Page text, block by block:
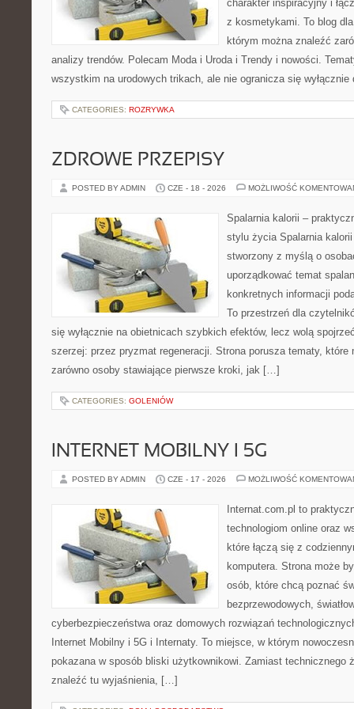
charakter inspiracyjny i
z kosmetykami. To blog
którym można znaleźć
analizy trendów. Polecam Moda i Uroda i Trendy i nowości.
wszystkim na urodowych trikach, ale nie ogranicza się
CATEGORIES: ROZRYWKA
ZDROWE PRZEPISY
POSTED BY ADMIN CZE - 18 - 2026 MOŻLIWOŚĆ
Spalarnia kalorii –
stylu życia Spalarnia
stworzony z myślą o
uporządkować temat
konkretnych informacji
To przestrzeń dla
się wyłącznie na obietnicach szybkich efektów, lecz wolą
szerzej: przez pryzmat regeneracji. Strona porusza tematy, które
zarówno osoby stawiające pierwsze kroki, jak […]
CATEGORIES: GOLENIÓW
INTERNET MOBILNY I 5G
POSTED BY ADMIN CZE - 17 - 2026 MOŻLIWOŚĆ
Internat.com.pl to
technologiom online oraz
które łączą się z
komputera. Strona może
osób, które chcą poznać
bezprzewodowych,
cyberbezpieczeństwa oraz domowych rozwiązań
Internet Mobilny i 5G i Internaty. To miejsce, w którym
pokazana w sposób bliski użytkownikowi. Zamiast technicznego
znaleźć tu wyjaśnienia, […]